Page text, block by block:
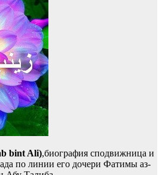
bint Ali),биография сподвижница и
по линии его дочери Фатимы аз-